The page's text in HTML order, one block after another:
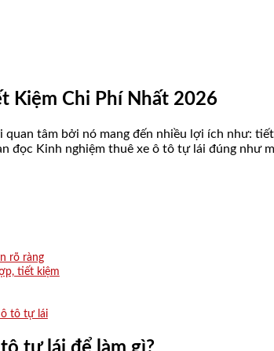
Kiệm Chi Phí Nhất 2026
tâm bởi nó mang đến nhiều lợi ích như:
đọc Kinh nghiệm thuê xe ô tô tự lái đúng như
rõ ràng
tiết kiệm
ô tô tự lái